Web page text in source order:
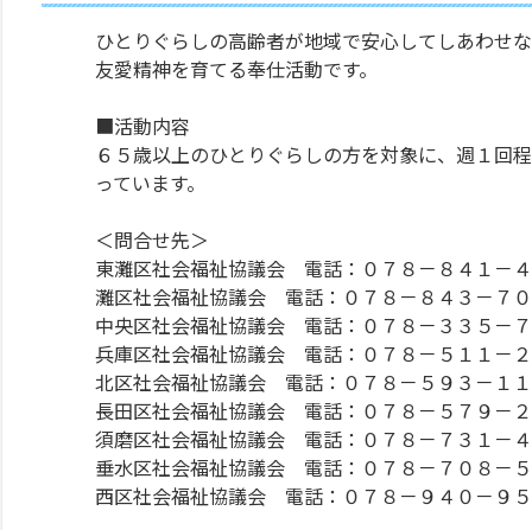
ひとりぐらしの高齢者が地域で安心してしあわせ
友愛精神を育てる奉仕活動です。
■活動内容
６５歳以上のひとりぐらしの方を対象に、週１回
っています。
＜問合せ先＞
東灘区社会福祉協議会 電話：０７８－８４１－
灘区社会福祉協議会 電話：０７８－８４３－７
中央区社会福祉協議会 電話：０７８－３３５－
兵庫区社会福祉協議会 電話：０７８－５１１－
北区社会福祉協議会 電話：０７８－５９３－１
長田区社会福祉協議会 電話：０７８－５７９－
須磨区社会福祉協議会 電話：０７８－７３１－
垂水区社会福祉協議会 電話：０７８－７０８－
西区社会福祉協議会 電話：０７８－９４０－９